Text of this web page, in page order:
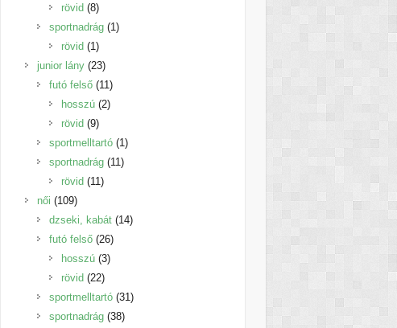
rövid 88
termék
sportnadrág 11
rövid 11
termék
junior lány 2323
termék
futó felső 1111
termék
hosszú 22
rövid 99
termék
sportmelltartó 11
sportnadrág 1111
rövid 1111
női 109109
termék
dzseki, kabát 1414
futó felső 2626
termék
hosszú 33
rövid 2222
termék
sportmelltartó 3131
sportnadrág 3838